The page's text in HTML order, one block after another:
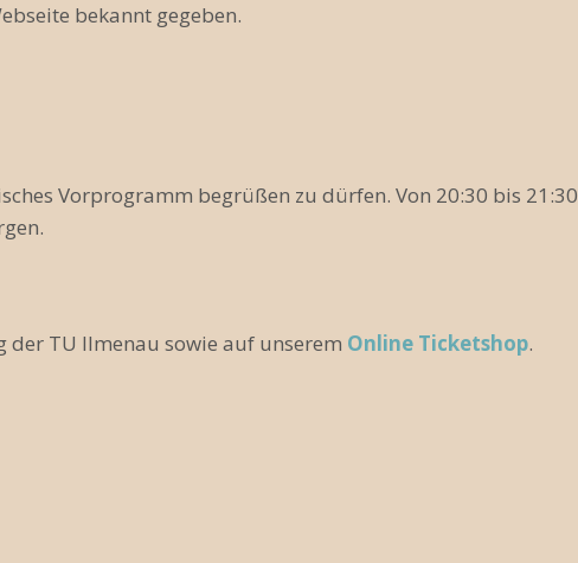
bekannt gegeben.
Vorprogramm begrüßen zu dürfen. Von 20:30 bis 21:30
der TU Ilmenau sowie auf unserem Online Ticketshop.